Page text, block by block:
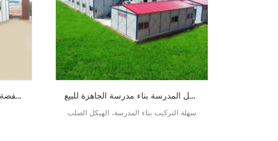
بناء الهيكل الصلب بناء المدارس منخفضة التكلفة المنازل الجاهزة ل زامبيا سريع وسريع تثبيت الصلب هيكل المدرسة بناء مدرسة الجاهزة للبيع
سهلة التركيب بناء المدرسة، الهيكل الصلب